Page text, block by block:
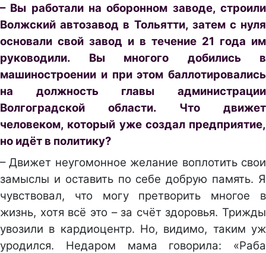
– Вы работали на оборонном заводе, строили
Волжский автозавод в Тольятти, затем с нуля
основали свой завод и в течение 21 года им
руководили. Вы многого добились в
машиностроении и при этом баллотировались
на должность главы администрации
Волгоградской области. Что движет
человеком, который уже создал предприятие,
но идёт в политику?
– Движет неугомонное желание воплотить свои
замыслы и оставить по себе добрую память. Я
чувствовал, что могу претворить многое в
жизнь, хотя всё это – за счёт здоровья. Трижды
увозили в кардиоцентр. Но, видимо, таким уж
уродился. Недаром мама говорила: «Раба